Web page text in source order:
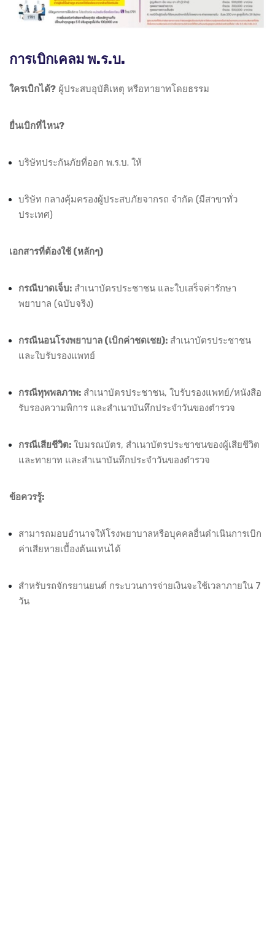
การเบิกเคลม พ.ร.บ.
ใครเบิกได้? ผู้ประสบอุบัติเหตุ หรือทายาทโดยธรรม
ยื่นเบิกที่ไหน?
บริษัทประกันภัยที่ออก พ.ร.บ. ให้
บริษัท กลางคุ้มครองผู้ประสบภัยจากรถ จำกัด (มีสาขาทั่ว
ประเทศ)
เอกสารที่ต้องใช้ (หลักๆ)
กรณีบาดเจ็บ: สำเนาบัตรประชาชน และใบเสร็จค่ารักษา
พยาบาล (ฉบับจริง)
กรณีนอนโรงพยาบาล (เบิกค่าชดเชย): สำเนาบัตรประชาชน
และใบรับรองแพทย์
กรณีทุพพลภาพ: สำเนาบัตรประชาชน, ใบรับรองแพทย์/หนังสือ
รับรองความพิการ และสำเนาบันทึกประจำวันของตำรวจ
กรณีเสียชีวิต: ใบมรณบัตร, สำเนาบัตรประชาชนของผู้เสียชีวิต
และทายาท และสำเนาบันทึกประจำวันของตำรวจ
ข้อควรรู้:
สามารถมอบอำนาจให้โรงพยาบาลหรือบุคคลอื่นดำเนินการเบิก
ค่าเสียหายเบื้องต้นแทนได้
สำหรับรถจักรยานยนต์ กระบวนการจ่ายเงินจะใช้เวลาภายใน 7
วัน